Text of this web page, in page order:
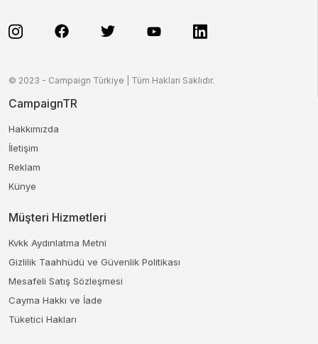
© 2023 - Campaign Türkiye | Tüm Hakları Saklıdır.
CampaignTR
Hakkımızda
İletişim
Reklam
Künye
Müşteri Hizmetleri
Kvkk Aydınlatma Metni
Gizlilik Taahhüdü ve Güvenlik Politikası
Mesafeli Satış Sözleşmesi
Cayma Hakkı ve İade
Tüketici Hakları